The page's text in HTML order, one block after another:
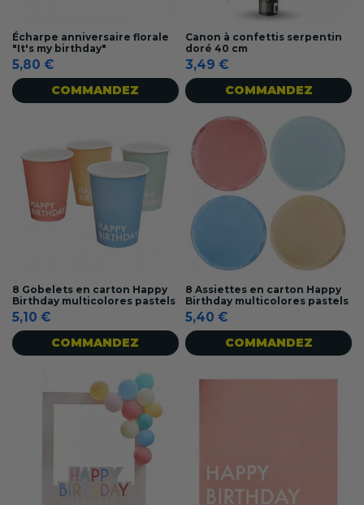
Écharpe anniversaire florale
"It's my birthday"
5,80 €
COMMANDEZ
Canon à confettis serpentin
doré 40 cm
3,49 €
COMMANDEZ
8 Gobelets en carton Happy
Birthday multicolores pastels
5,10 €
COMMANDEZ
8 Assiettes en carton Happy
Birthday multicolores pastels
5,40 €
COMMANDEZ